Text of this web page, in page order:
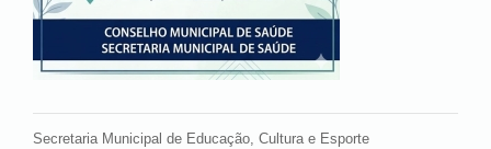
Secretaria Municipal de Educação, Cultura e Esporte